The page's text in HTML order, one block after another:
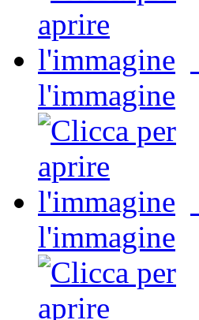
l'immagine
l'immagine